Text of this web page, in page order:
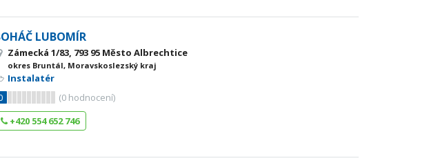
LUBOMÍR
Zámecká 1/83, 793 95 Město Albrechtice
okres Bruntál, Moravskoslezský kraj
Instalatér
(0 hodnocení)
+420 554 652 746